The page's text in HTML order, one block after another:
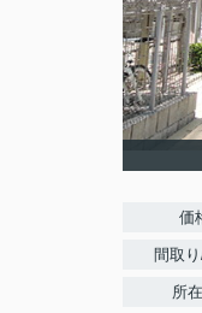
価
間取
所